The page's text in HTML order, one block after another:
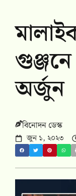
অর্জুন
বিনোদন ডেস্ক
জুন ১, ২০২৩